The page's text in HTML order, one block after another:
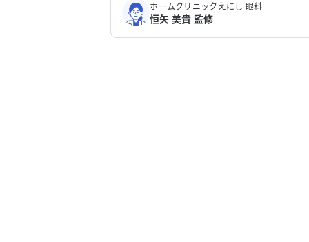
ホームクリニックえにし 眼科
恒矢 美貴 監修